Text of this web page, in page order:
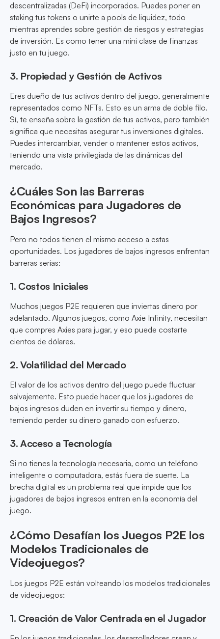
descentralizadas (DeFi) incorporados. Puedes poner en
staking tus tokens o unirte a pools de liquidez, todo
mientras aprendes sobre gestión de riesgos y estrategias
de inversión. Es como tener una mini clase de finanzas
justo en tu juego.
3. Propiedad y Gestión de Activos
Eres dueño de tus activos dentro del juego, generalmente
representados como NFTs. Esto es un arma de doble filo.
Sí, te enseña sobre la gestión de tus activos, pero también
significa que necesitas asegurar tus inversiones digitales.
Puedes intercambiar, vender o mantener estos activos,
teniendo una vista privilegiada de las dinámicas del
mercado.
¿Cuáles Son las Barreras
Económicas para Jugadores de
Bajos Ingresos?
Pero no todos tienen el mismo acceso a estas
oportunidades. Los jugadores de bajos ingresos enfrentan
barreras serias:
1. Costos Iniciales
Muchos juegos P2E requieren que inviertas dinero por
adelantado. Algunos juegos, como Axie Infinity, necesitan
que compres Axies para jugar, y eso puede costarte
cientos de dólares.
2. Volatilidad del Mercado
El valor de los activos dentro del juego puede fluctuar
salvajemente. Esto puede hacer que los jugadores de
bajos ingresos duden en invertir su tiempo y dinero,
temiendo perder su dinero ganado con esfuerzo.
3. Acceso a Tecnología
Si no tienes la tecnología necesaria, como un teléfono
inteligente o computadora, estás fuera de suerte. La
brecha digital es un problema real que impide que los
jugadores de bajos ingresos entren en la economía del
juego.
¿Cómo Desafían los Juegos P2E los
Modelos Tradicionales de
Videojuegos?
Los juegos P2E están volteando los modelos tradicionales
de videojuegos:
1. Creación de Valor Centrada en el Jugador